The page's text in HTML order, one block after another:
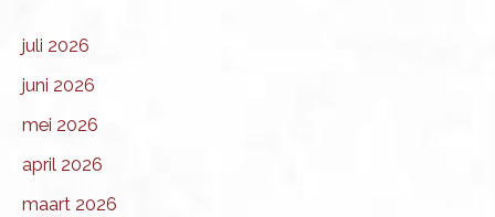
juli 2026
juni 2026
mei 2026
april 2026
maart 2026